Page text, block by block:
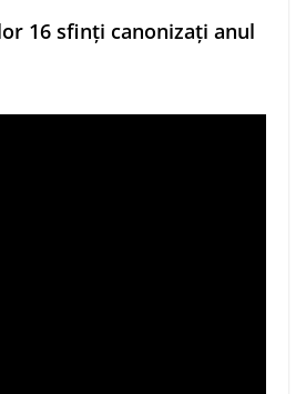
16 sfinți canonizați anul